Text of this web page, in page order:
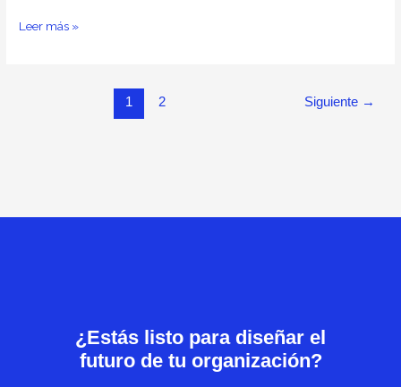
Leer más »
1 2 Siguiente →
¿Estás listo para diseñar el
futuro de tu organización?